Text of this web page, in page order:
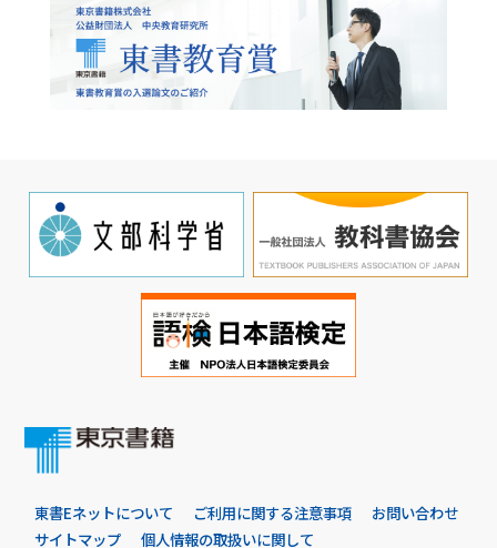
東書Eネットについて ご利用に関する注意事項
お問い合わせ
サイトマップ
個人情報の取扱いに関して